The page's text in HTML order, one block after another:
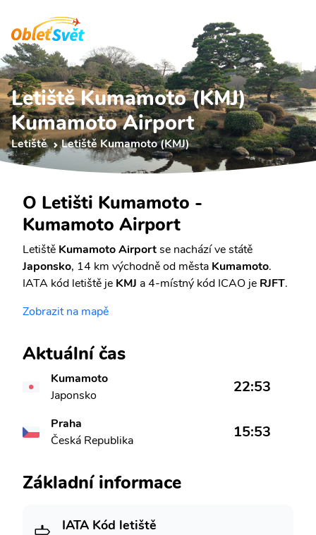
Letiště Kumamoto (KMJ)
Kumamoto Airport
Letiště Letiště Kumamoto (KMJ)
O Letišti Kumamoto -
Kumamoto Airport
Letiště Kumamoto Airportse nachází ve státě
Japonsko, 14 km východně od města Kumamoto.
IATA kód letiště je KMJ a 4-místný kód ICAO je RJFT.
Zobrazit na mapě
Aktuální čas
Kumamoto
Japonsko
22:53
Praha
Česká Republika
15:53
Základní informace
IATA Kód letiště